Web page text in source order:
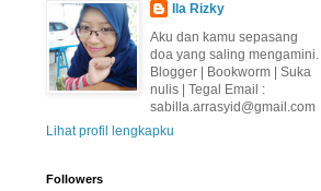
Ila Rizky
Aku dan kamu sepasang
doa yang saling mengamini.
Blogger | Bookworm | Suka
nulis | Tegal Email :
sabilla.arrasyid@gmail.com
Lihat profil lengkapku
Followers